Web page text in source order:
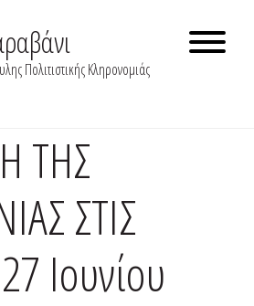
Πολιτιστικής Κληρονομιάς
ΤΗΣ
ΣΤΙΣ
Ιουνίου